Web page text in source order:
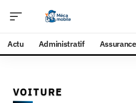
Actu Administratif Assurance
VOITURE